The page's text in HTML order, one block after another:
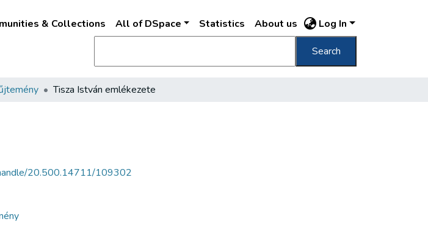
& Collections All of DSpace Statistics About us Log In
Search
Tisza István emlékezete
20.500.14711/109302